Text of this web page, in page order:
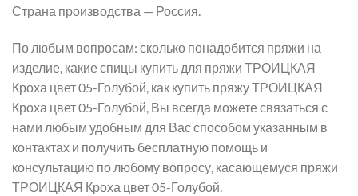
Страна производства — Россия.
По любым вопросам: сколько понадобится пряжи на
изделие, какие спицы купить для пряжи ТРОИЦКАЯ
Кроха цвет 05-Голубой, как купить пряжу ТРОИЦКАЯ
Кроха цвет 05-Голубой, Вы всегда можете связаться с
нами любым удобным для Вас способом указанным в
контактах и получить бесплатную помощь и
консультацию по любому вопросу, касающемуся пряжи
ТРОИЦКАЯ Кроха цвет 05-Голубой.